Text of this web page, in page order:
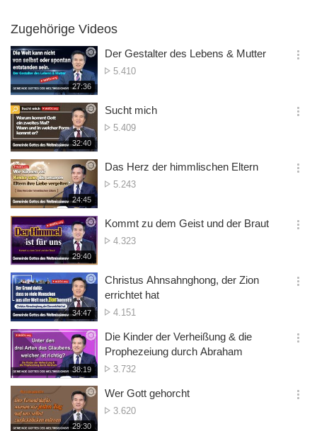
Zugehörige Videos
재
생
시
간
27:36
Der Gestalter des Lebens & Mutter
Zugriffsanzahl
5.410
옵
기
재
생
시
간
32:40
Sucht mich
Zugriffsanzahl
5.409
옵
기
재
생
시
간
24:45
Das Herz der himmlischen Eltern
Zugriffsanzahl
5.243
옵
기
재
생
시
간
29:40
Kommt zu dem Geist und der Braut
Zugriffsanzahl
4.323
옵
기
재
생
시
간
34:47
Christus Ahnsahnghong, der Zion
errichtet hat
Zugriffsanzahl
4.151
옵
기
재
생
시
간
38:19
Die Kinder der Verheißung & die
Prophezeiung durch Abraham
Zugriffsanzahl
3.732
옵
기
재
29:30
Wer Gott gehorcht
Zugriffsanzahl
3.620
옵